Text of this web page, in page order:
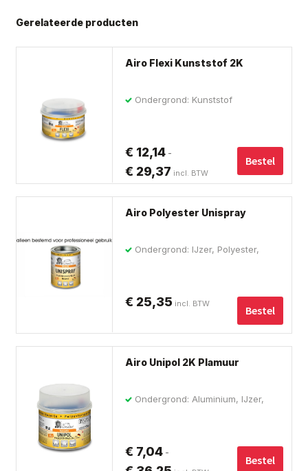
Gerelateerde producten
Airo Flexi Kunststof 2K
Ondergrond: Kunststof
€ 12,14 -
€ 29,37Prijsklasse:
tot
incl. BTW
Bestel
Airo Polyester Unispray
Ondergrond: IJzer, Polyester,
€ 25,35 incl. BTW Bestel
Airo Unipol 2K Plamuur
Ondergrond: Aluminium, IJzer,
€ 7,04 -
Bestel